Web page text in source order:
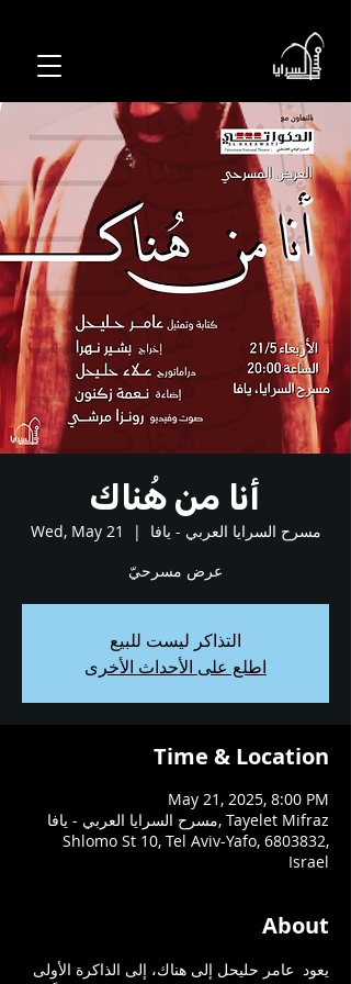
أنا من هُناك
Wed, May 21
  |
مسرح السرايا العربي - يافا
عرض مسرحيّ
التذاكر ليست للبيع
اطلع على الأحداث الأخرى
Time & Location
May 21, 2025, 8:00 PM
مسرح السرايا العربي - يافا, Tayelet Mifraz
Shlomo St 10, Tel Aviv-Yafo, 6803832,
Israel
About
يعود  عامر حليحل إلى هناك، إلى الذاكرة الأولى